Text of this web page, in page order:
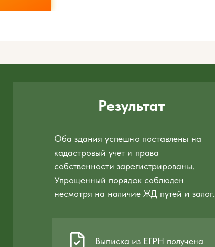
Результат
Выписка из ЕГРН получена
Оба здания успешно поставлены на
кадастровый учет и права
собственности зарегистрированы.
Упрощенный порядок соблюден
несмотря на наличие ЖД путей и залог.